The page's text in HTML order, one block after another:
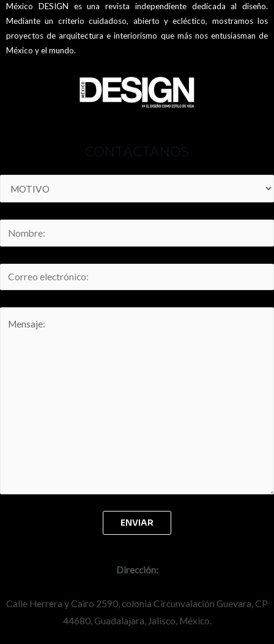
México DESIGN es una revista independiente dedicada al diseño.
Mediante un criterio cuidadoso, abierto y ecléctico, mostramos los
proyectos de arquitectura e interiorismo que más nos entusiasman de
México y el mundo.
CONTÁCTANOS
Dirección:
Calle Herrera y Cairo 2590, colonia Circunvalación Guevara, CP
44680, Guadalajara, Jalisco, México.